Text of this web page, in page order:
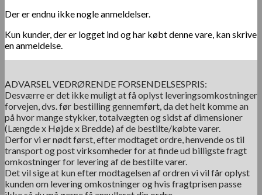
Der er endnu ikke nogle anmeldelser.
Kun kunder, der er logget ind og har købt denne vare, kan skrive
en anmeldelse.
ADVARSEL VEDRØRENDE FORSENDELSESPRIS:
Desværre er det ikke muligt at få oplyst leveringsomkostninger
forvejen, dvs. før bestilling gennemført, da det helt komme an
på hvor mange stykker, totalvægten og sidst af dimensioner
(Længde x Højde x Bredde) af de bestilte/købte varer.
Derfor vi er nødt først, efter modtaget ordre, henvende os til
transport og post virksomheder for at finde ud billigste fragt
omkostninger for levering af de bestilte varer.
Det vil sige at kun efter modtagelsen af ordren vi vil får oplyst
kunden om levering omkostninger og hvis fragtprisen passe